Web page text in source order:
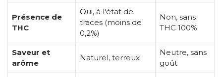
Présence de
THC
Oui, à l'état de
traces (moins de
0,2%)
Non, sans
THC 100%
Saveur et
arôme
Naturel, terreux
Neutre, sans
goût